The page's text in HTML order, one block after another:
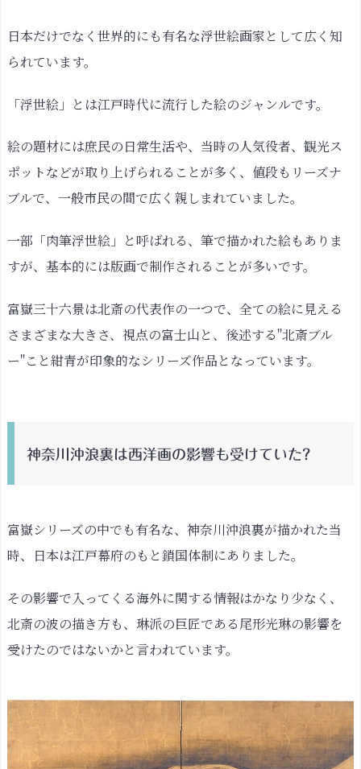
死
急
速
に
ま
っ
ポ
ニ
日本だけでなく世界的にも有名な浮世絵画家として広く知
られています。
「浮世絵」とは江戸時代に流行した絵のジャンルです。
絵の題材には庶民の日常生活や、当時の人気役者、観光ス
ポットなどが取り上げられることが多く、値段もリーズナ
ブルで、一般市民の間で広く親しまれていました。
一部「肉筆浮世絵」と呼ばれる、筆で描かれた絵もありま
すが、基本的には版画で制作されることが多いです。
富嶽三十六景は北斎の代表作の一つで、全ての絵に見える
さまざまな大きさ、視点の富士山と、後述する"北斎ブル
ー"こと紺青が印象的なシリーズ作品となっています。
神奈川沖浪裏は西洋画の影響も受けていた?
富嶽シリーズの中でも有名な、神奈川沖浪裏が描かれた当
時、日本は江戸幕府のもと鎖国体制にありました。
その影響で入ってくる海外に関する情報はかなり少なく、
北斎の波の描き方も、琳派の巨匠である尾形光琳の影響を
受けたのではないかと言われています。